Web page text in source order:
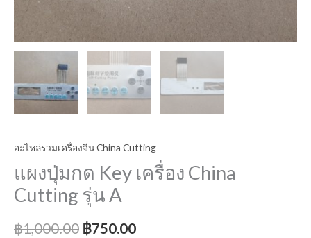
อะไหล่รวมเครื่องจีน China Cutting
แผงปุ่มกด Key เครื่อง China
Cutting รุ่น A
฿1,000.00 ฿750.00